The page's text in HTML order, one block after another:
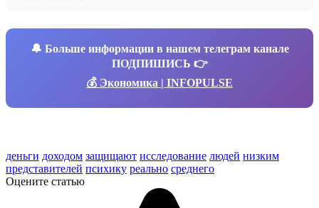
🔔 Больше информации в нашем телеграм канале
ПОДПИШИСЬ 👉
💰 Экономика | INFOPULSE
деньги доходом защищают исследование людей низким
представителей психику реально среднего
Оцените статью